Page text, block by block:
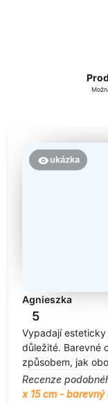
ukázka
Agnieszka
5
Vypadají
důležité. Barevné
způsobem, jak
Recenze
x 15 cm - barevný